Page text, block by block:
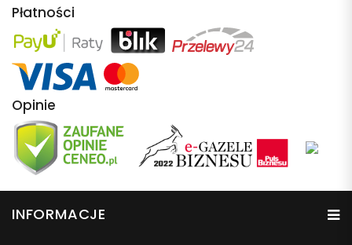
Płatności
Opinie
INFORMACJE